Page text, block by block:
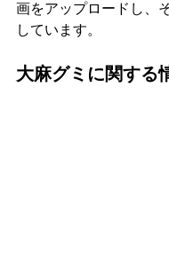
画をアップロードし、
しています。
大麻グミに関する